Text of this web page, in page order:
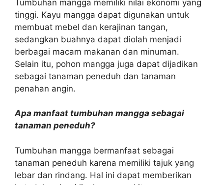
Tumbuhan mangga memiliki nilai ekonomi yang
tinggi. Kayu mangga dapat digunakan untuk
membuat mebel dan kerajinan tangan,
sedangkan buahnya dapat diolah menjadi
berbagai macam makanan dan minuman.
Selain itu, pohon mangga juga dapat dijadikan
sebagai tanaman peneduh dan tanaman
penahan angin.
Apa manfaat tumbuhan mangga sebagai
tanaman peneduh?
Tumbuhan mangga bermanfaat sebagai
tanaman peneduh karena memiliki tajuk yang
lebar dan rindang. Hal ini dapat memberikan